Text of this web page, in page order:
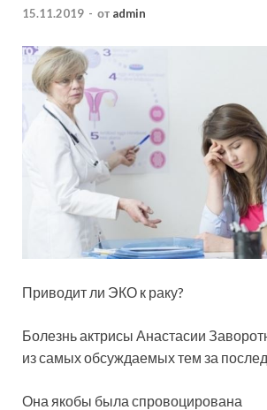
15.11.2019 - от admin
Приводит ли ЭКО к раку?
Болезнь актрисы Анастасии
из самых обсуждаемых тем за
Она якобы была спровоцирована